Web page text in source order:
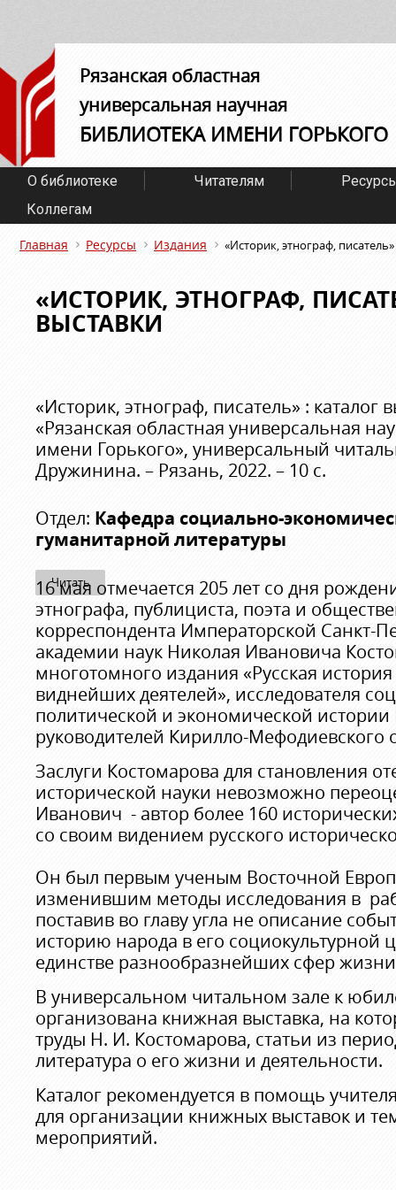
Рязанская областная
универсальная научная
БИБЛИОТЕКА ИМЕНИ ГОРЬКОГО
О библиотеке Читателям
Коллегам
Главная Ресурсы Издания «Историк, этнограф,
«ИСТОРИК, ЭТНОГРАФ,
ВЫСТАВКИ
«Историк, этнограф, писатель» : каталог
«Рязанская областная универсальная
имени Горького», универсальный
Дружинина. – Рязань, 2022. – 10 с.
Отдел: Кафедра социально-
гуманитарной литературы
Читать
16 мая отмечается 205 лет со дня
этнографа, публициста, поэта и
корреспондента Императорской Санкт-
академии наук Николая Ивановича
многотомного издания «Русская
виднейших деятелей», исследователя
политической и экономической истории
руководителей Кирилло-Мефодиевского
Заслуги Костомарова для становления
исторической науки невозможно
Иванович - автор более 160
со своим видением русского
Он был первым ученым Восточной
изменившим методы исследования в
поставив во главу угла не описание
историю народа в его социокультурной
единстве разнообразнейших сфер
В универсальном читальном зале к
организована книжная выставка, на
труды Н. И. Костомарова, статьи из
литература о его жизни и деятельности.
Каталог рекомендуется в помощь
для организации книжных выставок и
мероприятий.